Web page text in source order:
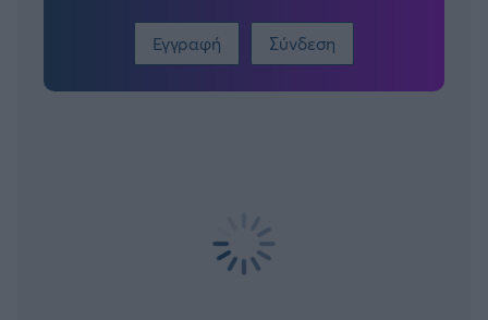
Εγγραφή Σύνδεση